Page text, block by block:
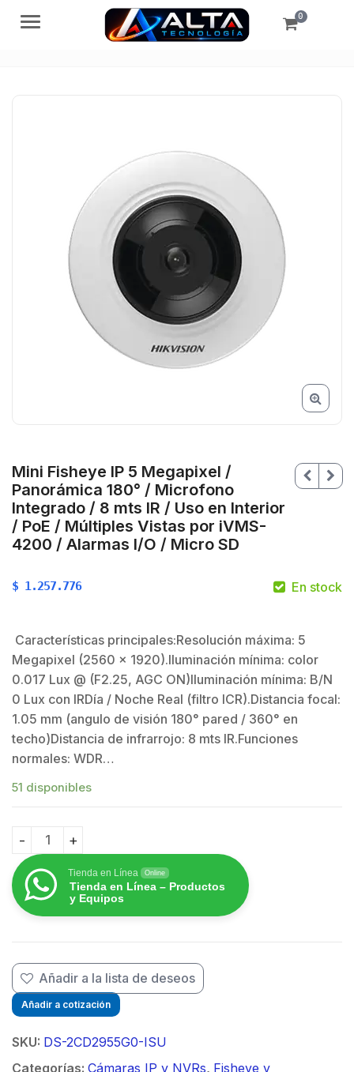
Menú 0
Mini Fisheye IP 5 Megapixel /
Panorámica 180° / Microfono
Integrado / 8 mts IR / Uso en Interior
/ PoE / Múltiples Vistas por iVMS-
4200 / Alarmas I/O / Micro SD
$ 1.257.776 En stock
Características principales:Resolución máxima: 5
Megapixel (2560 x 1920).Iluminación mínima: color
0.017 Lux @ (F2.25, AGC ON)Iluminación mínima: B/N
0 Lux con IRDía / Noche Real (filtro ICR).Distancia focal:
1.05 mm (angulo de visión 180° pared / 360° en
techo)Distancia de infrarrojo: 8 mts IR.Funciones
normales: WDR…
51 disponibles
Mini Fisheye IP 5 Megapixel / Panorámica 180° /
Tienda en Línea Online
Tienda en Línea – Productos
y Equipos
Añadir a la lista de deseos
Añadir a cotización
SKU: DS-2CD2955G0-ISU
Categorías: Cámaras IP y NVRs, Fisheye y